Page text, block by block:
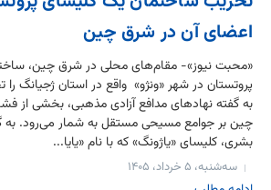
اعضای آن در شرق چین
«محبت نیوز»- مقام‌های محلی در شرق چین،
پروتستان در شهر «ونژو» واقع در استان ژجیانگ را
به گفته نهادهای مدافع آزادی مذهبی، بخشی از
چین بر جوامع مسیحی مستقل به شمار می‌رود. به
بشری، کلیسای «یاژونگ» که با نام «یایا...
سه‌شنبه، ۵ خرداد، ۱۴۰۵